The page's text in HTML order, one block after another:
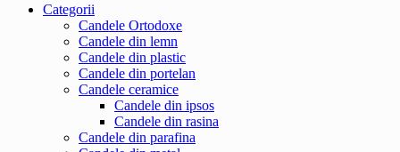
Categorii
Candele Ortodoxe
Candele din lemn
Candele din plastic
Candele din portelan
Candele ceramice
Candele din ipsos
Candele din rasina
Candele din parafina